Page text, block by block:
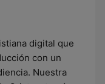
digital que
con un
Nuestra